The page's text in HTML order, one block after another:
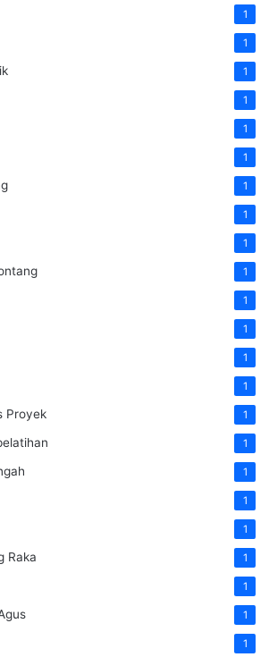
1
1
1
1
1
1
1
1
1
1
1
1
1
1
Proyek 1
1
1
1
1
Raka 1
1
1
1